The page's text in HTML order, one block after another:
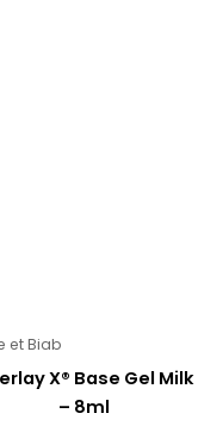
et Biab
X® Base Gel Milk
– 8ml